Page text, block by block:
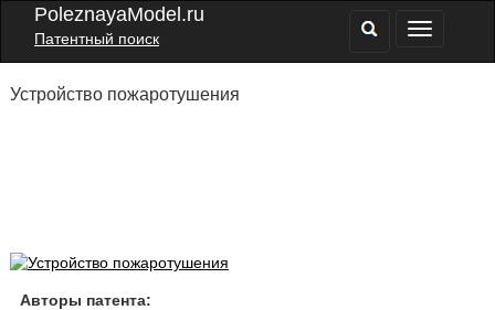
PoleznayaModel.ru
Патентный поиск
Устройство пожаротушения
Авторы патента: